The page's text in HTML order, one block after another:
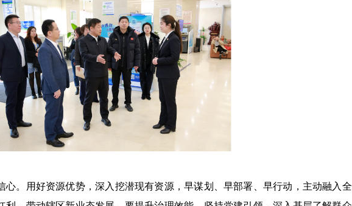
。用好资源优势，深入挖潜现有资源，早谋划、早部署、早行动，主动融入全